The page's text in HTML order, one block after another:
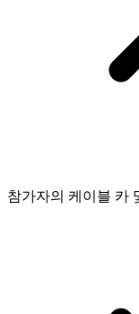
참가자의 케이블 카